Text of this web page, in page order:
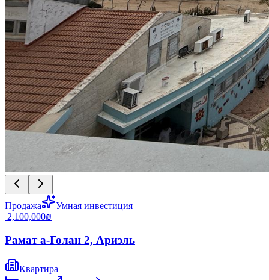
Продажа
Умная инвестиция
‏2,100,000 ‏₪
Рамат а-Голан 2, Ариэль
Квартира